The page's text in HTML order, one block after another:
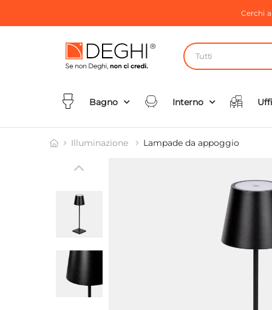
Cerchi
Tutti
Bagno Interno
Illuminazione Lampade da appoggio